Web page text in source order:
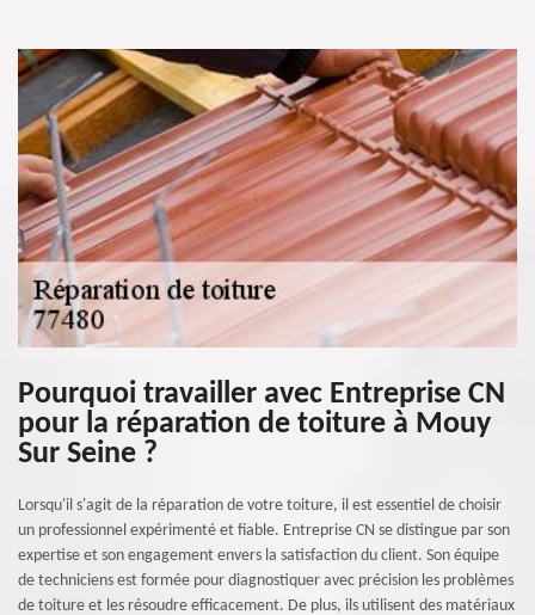
Pourquoi travailler avec Entreprise CN
pour la réparation de toiture à Mouy
Sur Seine ?
Lorsqu'il s'agit de la réparation de votre toiture, il est essentiel de choisir
un professionnel expérimenté et fiable. Entreprise CN se distingue par son
expertise et son engagement envers la satisfaction du client. Son équipe
de techniciens est formée pour diagnostiquer avec précision les problèmes
de toiture et les résoudre efficacement. De plus, ils utilisent des matériaux